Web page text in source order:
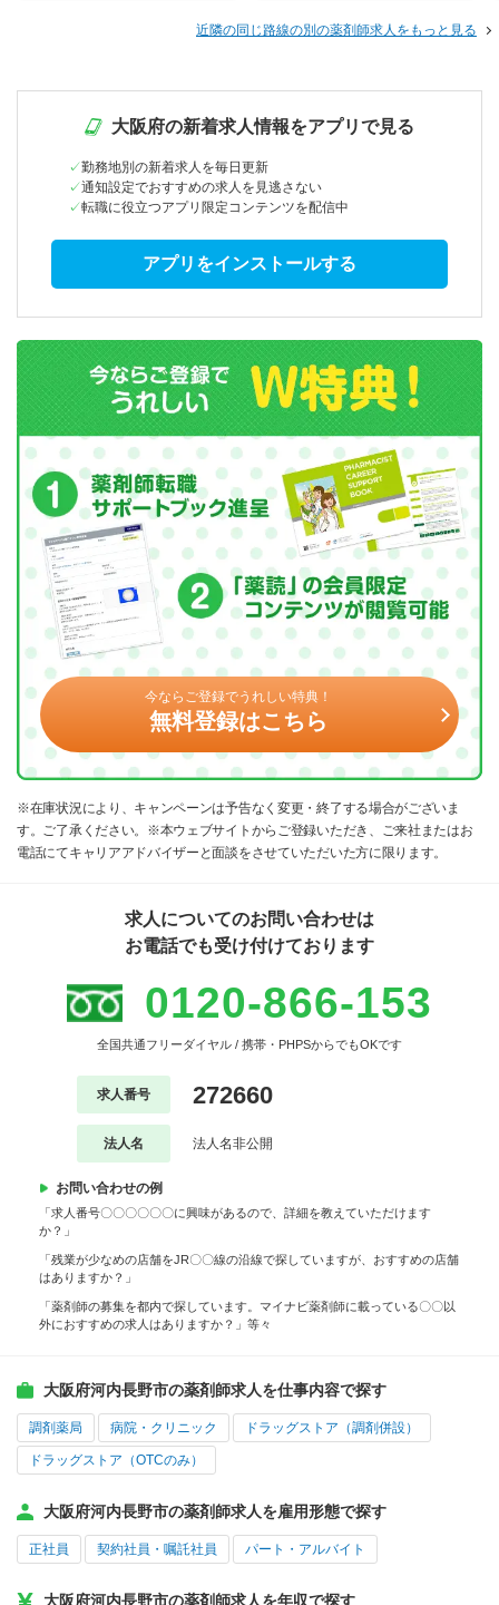
近隣の同じ路線の別の薬剤師求人をもっと見る
大阪府の新着求人情報をアプリで見る
勤務地別の新着求人を毎日更新
通知設定でおすすめの求人を見逃さない
転職に役立つアプリ限定コンテンツを配信中
アプリをインストールする
今ならご登録でうれしい特典！
無料登録はこちら
※在庫状況により、キャンペーンは予告なく変更・終了する場合がございま
す。ご了承ください。※本ウェブサイトからご登録いただき、ご来社またはお
電話にてキャリアアドバイザーと面談をさせていただいた方に限ります。
求人についてのお問い合わせは
お電話でも受け付けております
0120-866-153
全国共通フリーダイヤル / 携帯・PHPSからでもOKです
求人番号 272660
法人名 法人名非公開
お問い合わせの例
「求人番号〇〇〇〇〇〇に興味があるので、詳細を教えていただけます
か？」
「残業が少なめの店舗をJR〇〇線の沿線で探していますが、おすすめの店舗
はありますか？」
「薬剤師の募集を都内で探しています。マイナビ薬剤師に載っている〇〇以
外におすすめの求人はありますか？」等々
大阪府河内長野市の薬剤師求人を仕事内容で探す
調剤薬局 病院・クリニック ドラッグストア（調剤併設）
ドラッグストア（OTCのみ）
大阪府河内長野市の薬剤師求人を雇用形態で探す
正社員 契約社員・嘱託社員 パート・アルバイト
大阪府河内長野市の薬剤師求人を年収で探す